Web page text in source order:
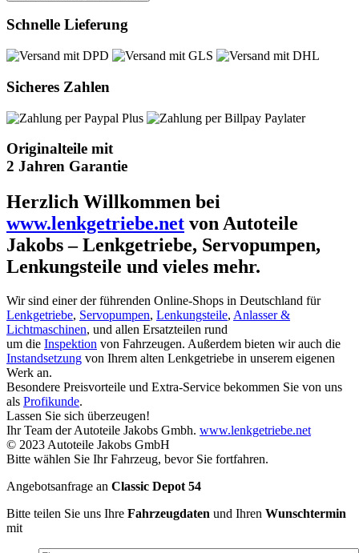
Schnelle Lieferung
Sicheres Zahlen
Originalteile mit
2 Jahren Garantie
Herzlich Willkommen bei
www.lenkgetriebe.net von Autoteile
Jakobs – Lenkgetriebe, Servopumpen,
Lenkungsteile und vieles mehr.
Wir sind einer der führenden Online-Shops in Deutschland für
Lenkgetriebe, Servopumpen, Lenkungsteile, Anlasser &
Lichtmaschinen, und allen Ersatzteilen rund
um die Inspektion von Fahrzeugen. Außerdem bieten wir auch die
Instandsetzung von Ihrem alten Lenkgetriebe in unserem eigenen
Werk an.
Besondere Preisvorteile und Extra-Service bekommen Sie von uns
als Profikunde.
Lassen Sie sich überzeugen!
Ihr Team der Autoteile Jakobs Gmbh. www.lenkgetriebe.net
© 2023 Autoteile Jakobs GmbH
Bitte wählen Sie Ihr Fahrzeug, bevor Sie fortfahren.
Angebotsanfrage an Classic Depot 54
Bitte teilen Sie uns Ihre Fahrzeugdaten und Ihren Wunschtermin
mit